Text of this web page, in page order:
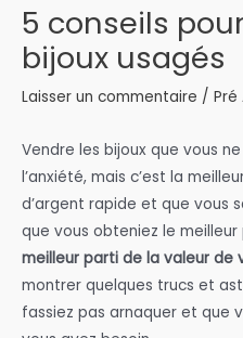
5 conseils
bijoux usagés
Laisser un commentaire / Pré
Vendre les bijoux que vous
l’anxiété, mais c’est la
d’argent rapide et que vous
que vous obteniez le
meilleur parti de la valeur de
montrer quelques trucs et
fassiez pas arnaquer et que